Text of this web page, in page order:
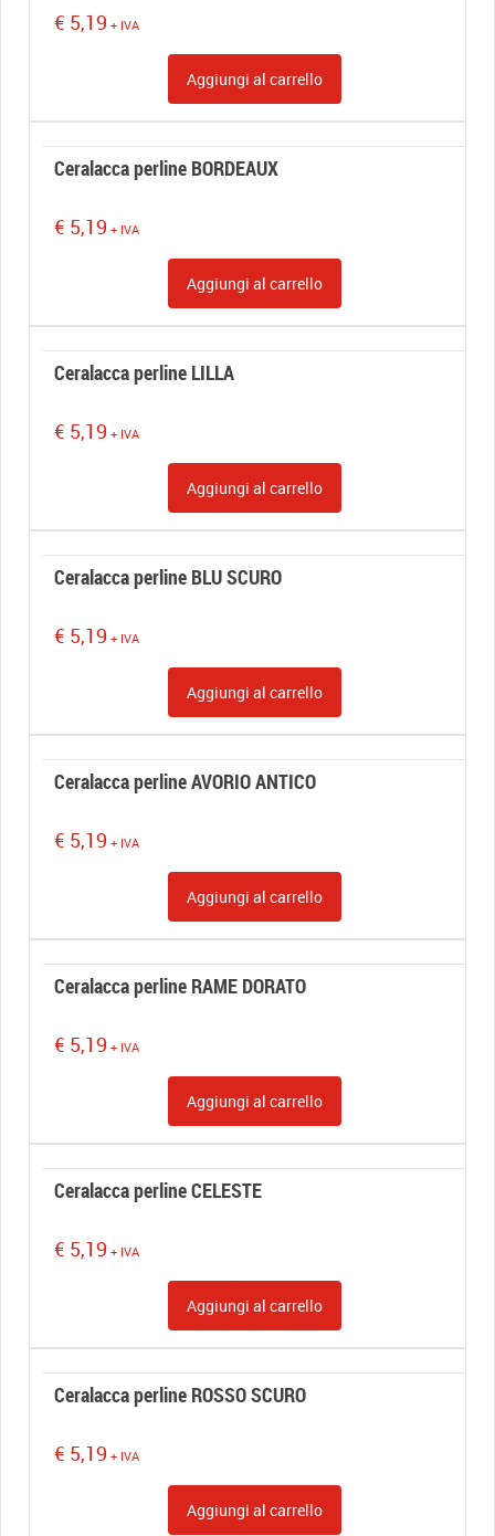
€ 5,19 + IVA
Aggiungi al carrello
Ceralacca perline BORDEAUX
€ 5,19 + IVA
Aggiungi al carrello
Ceralacca perline LILLA
€ 5,19 + IVA
Aggiungi al carrello
Ceralacca perline BLU SCURO
€ 5,19 + IVA
Aggiungi al carrello
Ceralacca perline AVORIO ANTICO
€ 5,19 + IVA
Aggiungi al carrello
Ceralacca perline RAME DORATO
€ 5,19 + IVA
Aggiungi al carrello
Ceralacca perline CELESTE
€ 5,19 + IVA
Aggiungi al carrello
Ceralacca perline ROSSO SCURO
€ 5,19 + IVA
Aggiungi al carrello